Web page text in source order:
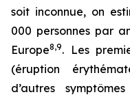
soit inconnue, on
000 personnes par
Europe8,9. Les
(éruption
d’autres